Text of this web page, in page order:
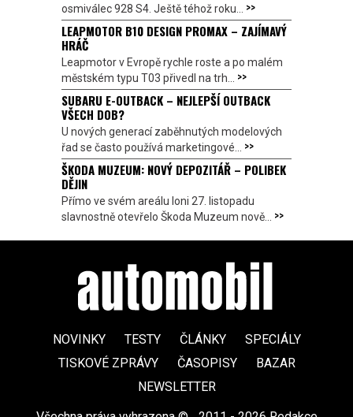
osmiválec 928 S4. Ještě téhož roku... >>
LEAPMOTOR B10 DESIGN PROMAX – ZAJÍMAVÝ
HRÁČ
Leapmotor v Evropě rychle roste a po malém
městském typu T03 přivedl na trh... >>
SUBARU E-OUTBACK – NEJLEPŠÍ OUTBACK
VŠECH DOB?
U nových generací zaběhnutých modelových
řad se často používá marketingové... >>
ŠKODA MUZEUM: NOVÝ DEPOZITÁŘ – POLIBEK
DĚJIN
Přímo ve svém areálu loni 27. listopadu
slavnostně otevřelo Škoda Muzeum nově... >>
NOVINKY TESTY ČLÁNKY
SPECIÁLY
TISKOVÉ ZPRÁVY
ČASOPISY
BAZAR
NEWSLETTER